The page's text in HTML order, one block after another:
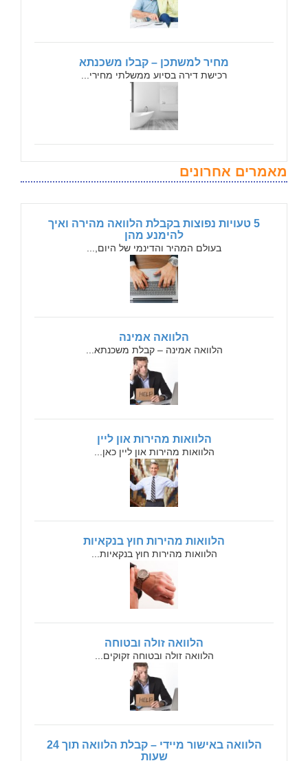
מחיר למשתכן – קבלו משכנתא
רכישת דירה בסיוע ממשלתי מחירי...
מאמרים אחרונים
5 טעויות נפוצות בקבלת הלוואה מהירה ואיך
להימנע מהן
בעולם המהיר והדינמי של היום,...
הלוואה אמינה
הלוואה אמינה – קבלת משכנתא...
הלוואות מהירות און ליין
הלוואות מהירות און ליין כאן...
הלוואות מהירות חוץ בנקאיות
הלוואות מהירות חוץ בנקאיות...
הלוואה זולה ובטוחה
הלוואה זולה ובטוחה זקוקים...
הלוואה באישור מיידי – קבלת הלוואה תוך 24
שעות